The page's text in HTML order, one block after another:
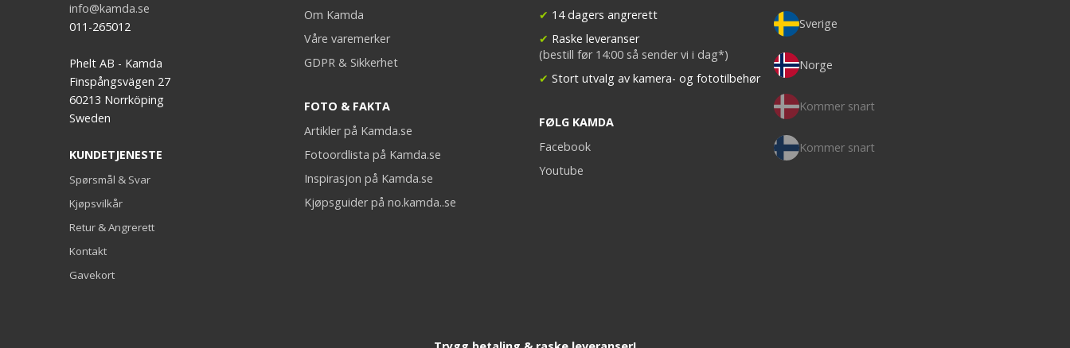
info@kamda.se
011-265012
Phelt AB - Kamda
Finspångsvägen 27
60213 Norrköping
Sweden
KUNDETJENESTE
Spørsmål & Svar
Kjøpsvilkår
Retur & Angrerett
Kontakt
Gavekort
Om Kamda
Våre varemerker
GDPR & Sikkerhet
FOTO & FAKTA
Artikler på Kamda.se
Fotoordlista på Kamda.se
Inspirasjon på Kamda.se
Kjøpsguider på no.kamda..se
✔ 14 dagers angrerett
✔ Raske leveranser
(bestill før 14:00 så sender vi i dag*)
✔ Stort utvalg av kamera- og fototilbehør
FØLG KAMDA
Facebook
Youtube
Sverige
Norge
Kommer snart
Kommer snart